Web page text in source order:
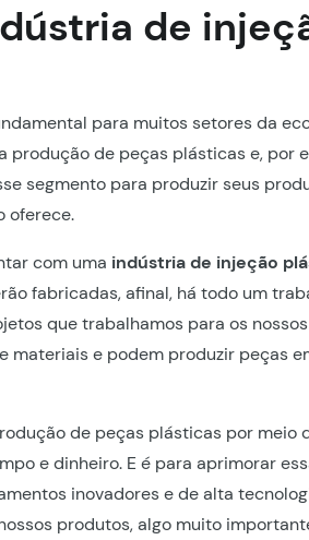
de
para muitos setores da
produção de peças plásticas e, por
segmento para produzir seus
oferece.
com uma indústria de injeção
fabricadas, afinal, há todo um
que trabalhamos para os
materiais e podem produzir peças
de peças plásticas por meio
e dinheiro. E é para aprimorar
inovadores e de alta
produtos, algo muito